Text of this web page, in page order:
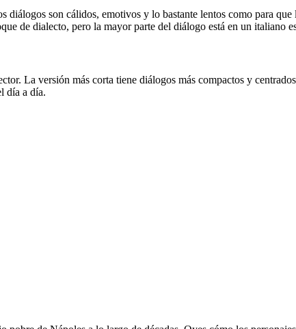
son cálidos, emotivos y lo bastante lentos como para
de dialecto, pero la mayor parte del diálogo está en un italiano
La versión más corta tiene diálogos más compactos y
día a día.